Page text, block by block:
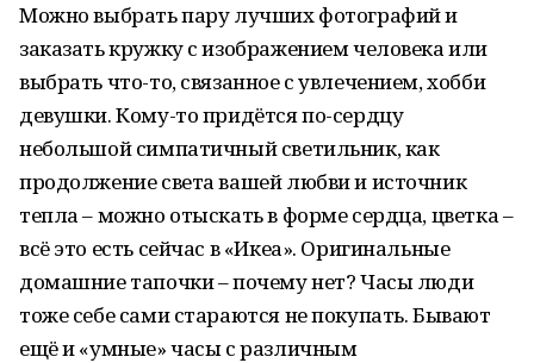
Можно выбрать пару лучших фотографий и
заказать кружку с изображением человека или
выбрать что-то, связанное с увлечением, хобби
девушки. Кому-то придётся по-сердцу
небольшой симпатичный светильник, как
продолжение света вашей любви и источник
тепла – можно отыскать в форме сердца, цветка –
всё это есть сейчас в «Икеа». Оригинальные
домашние тапочки – почему нет? Часы люди
тоже себе сами стараются не покупать. Бывают
ещё и «умные» часы с различным